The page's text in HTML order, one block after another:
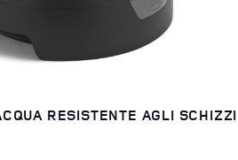
RESISTENTE AGLI SCHIZZI